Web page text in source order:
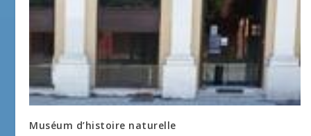
Muséum d’histoire naturelle